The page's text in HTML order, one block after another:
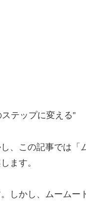
テップに変える”
、この記事では
ます。
しかし、ムーム